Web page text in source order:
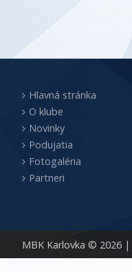
MBK Karlovka © 2026 |
Hlavná stránka
O klube
Novinky
Podujatia
Fotogaléria
Partneri